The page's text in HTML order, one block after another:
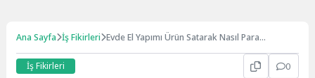
Ana Sayfa İş Fikirleri Evde El Yapımı Ürün Satarak Nasıl Para
İş Fikirleri
0